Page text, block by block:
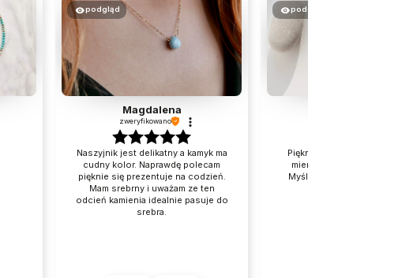
podgląd
Magdalena
zweryfikowano
Naszyjnik jest delikatny a kamyk ma
cudny kolor. Naprawdę polecam
pięknie się prezentuje na codzień.
Mam srebrny i uważam ze ten
odcień kamienia idealnie pasuje do
srebra.
podgląd
Piękny naszyjnik, kamień
mieni się w naturalnym
Myślę jedynie, że